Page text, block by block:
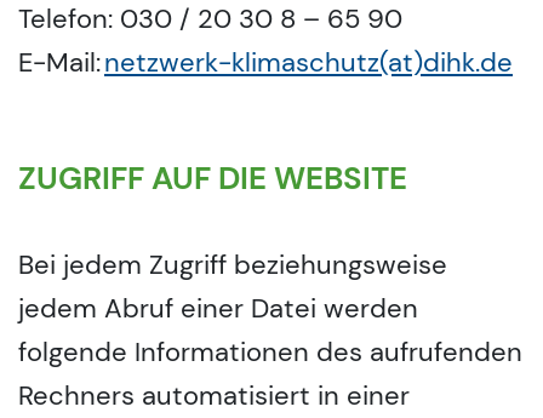
Telefon: 030 / 20 30 8 – 65 90
E-Mail:netzwerk-klimaschutz(at)dihk.de
ZUGRIFF AUF DIE WEBSITE
Bei jedem Zugriff beziehungsweise
jedem Abruf einer Datei werden
folgende Informationen des aufrufenden
Rechners automatisiert in einer